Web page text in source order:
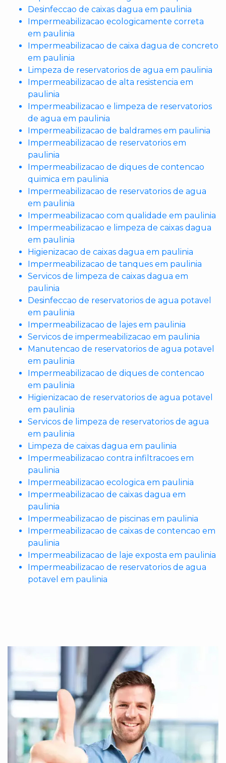
Desinfeccao de caixas dagua em paulinia
Impermeabilizacao ecologicamente correta
em paulinia
Impermeabilizacao de caixa dagua de concreto
em paulinia
Limpeza de reservatorios de agua em paulinia
Impermeabilizacao de alta resistencia em
paulinia
Impermeabilizacao e limpeza de reservatorios
de agua em paulinia
Impermeabilizacao de baldrames em paulinia
Impermeabilizacao de reservatorios em
paulinia
Impermeabilizacao de diques de contencao
quimica em paulinia
Impermeabilizacao de reservatorios de agua
em paulinia
Impermeabilizacao com qualidade em paulinia
Impermeabilizacao e limpeza de caixas dagua
em paulinia
Higienizacao de caixas dagua em paulinia
Impermeabilizacao de tanques em paulinia
Servicos de limpeza de caixas dagua em
paulinia
Desinfeccao de reservatorios de agua potavel
em paulinia
Impermeabilizacao de lajes em paulinia
Servicos de impermeabilizacao em paulinia
Manutencao de reservatorios de agua potavel
em paulinia
Impermeabilizacao de diques de contencao
em paulinia
Higienizacao de reservatorios de agua potavel
em paulinia
Servicos de limpeza de reservatorios de agua
em paulinia
Limpeza de caixas dagua em paulinia
Impermeabilizacao contra infiltracoes em
paulinia
Impermeabilizacao ecologica em paulinia
Impermeabilizacao de caixas dagua em
paulinia
Impermeabilizacao de piscinas em paulinia
Impermeabilizacao de caixas de contencao em
paulinia
Impermeabilizacao de laje exposta em paulinia
Impermeabilizacao de reservatorios de agua
potavel em paulinia